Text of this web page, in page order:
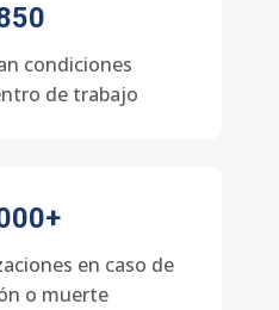
condiciones
de trabajo
en caso de
o muerte